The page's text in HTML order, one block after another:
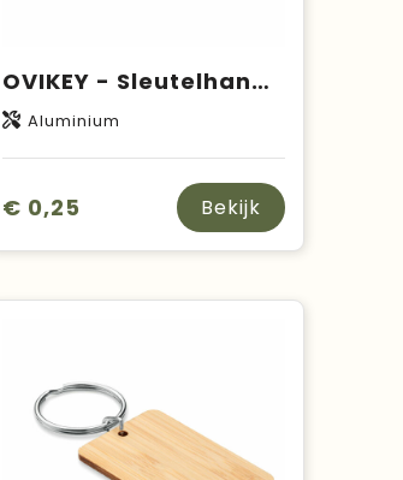
OVIKEY - Sleutelhanger aluminium
Aluminium
€ 0,25 Bekijk